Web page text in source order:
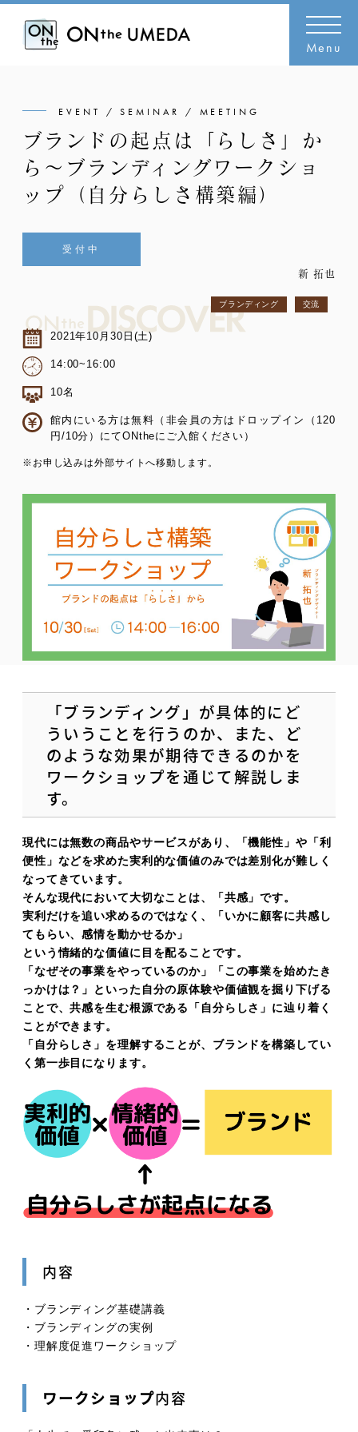
Menu
EVENT / SEMINAR / MEETING
ブランドの起点は「らしさ」か
ら〜ブランディングワークショ
ップ（自分らしさ構築編）
受付中
新 拓也
ブランディング 交流
「ブランディング」が具体的にど
ういうことを行うのか、また、ど
のような効果が期待できるのかを
ワークショップを通じて解説しま
す。
現代には無数の商品やサービスがあり、「機能性」や「利
便性」などを求めた実利的な価値のみでは差別化が難しく
なってきています。
そんな現代において大切なことは、「共感」です。
実利だけを追い求めるのではなく、「いかに顧客に共感し
てもらい、感情を動かせるか」
という情緒的な価値に目を配ることです。
「なぜその事業をやっているのか」「この事業を始めたき
っかけは？」といった自分の原体験や価値観を掘り下げる
ことで、共感を生む根源である「自分らしさ」に辿り着く
ことができます。
「自分らしさ」を理解することが、ブランドを構築してい
く第一歩目になります。
内容
・ブランディング基礎講義
・ブランディングの実例
・理解度促進ワークショップ
ワークショップ内容
2021年10月30日(土)
14:00~16:00
10名
館内にいる方は無料（非会員の方はドロップイン（120
円/10分）にてONtheにご入館ください）
※お申し込みは外部サイトへ移動します。